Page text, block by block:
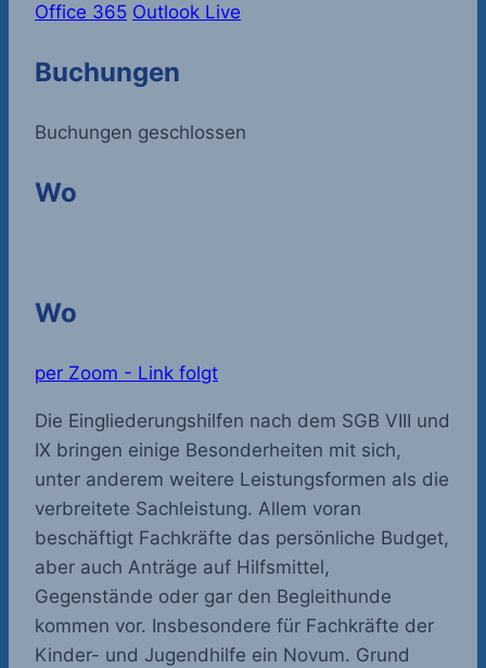
Office 365 Outlook Live
Buchungen
Buchungen geschlossen
Wo
Wo
per Zoom - Link folgt
Die Eingliederungshilfen nach dem SGB VIII und
IX bringen einige Besonderheiten mit sich,
unter anderem weitere Leistungsformen als die
verbreitete Sachleistung. Allem voran
beschäftigt Fachkräfte das persönliche Budget,
aber auch Anträge auf Hilfsmittel,
Gegenstände oder gar den Begleithunde
kommen vor. Insbesondere für Fachkräfte der
Kinder- und Jugendhilfe ein Novum. Grund